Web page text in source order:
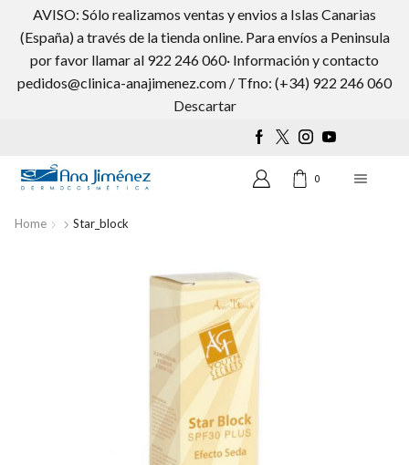
AVISO: Sólo realizamos ventas y envios a Islas Canarias
(España) a través de la tienda online. Para envíos a Peninsula
por favor llamar al 922 246 060· Información y contacto
pedidos@clinica-anajimenez.com / Tfno: (+34) 922 246 060
Descartar
Wishlist 0
0
Home Star_block